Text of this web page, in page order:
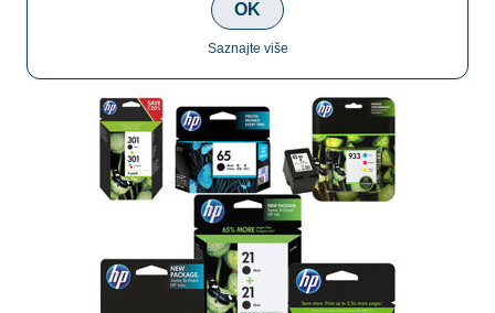
OK
Saznajte više